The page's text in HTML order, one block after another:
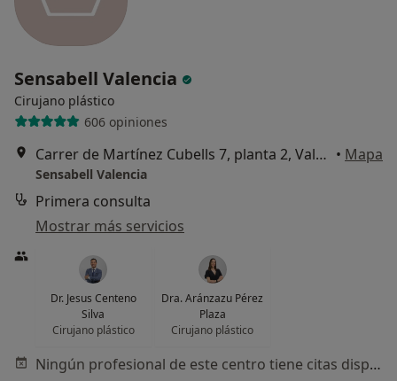
Sensabell Valencia
Cirujano plástico
606 opiniones
Carrer de Martínez Cubells 7, planta 2, Valencia • Mapa
Sensabell Valencia
Primera consulta
Mostrar más servicios
Dr. Jesus Centeno
Silva
Cirujano plástico
Dra. Aránzazu Pérez
Plaza
Cirujano plástico
Ningún profesional de este centro tiene citas disponibles